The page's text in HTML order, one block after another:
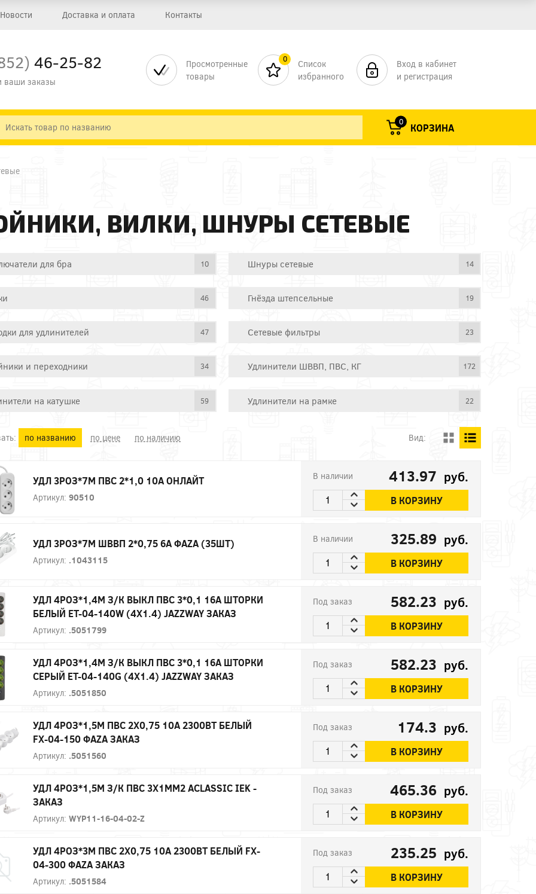
Новости Доставка и оплата Контакты
46-25-82
ваши заказы
Просмотренные
товары
0
Список
избранного
Вход в кабинет
и регистрация
0 КОРЗИНА
ВИЛКИ, ШНУРЫ СЕТЕВЫЕ
для бра 10 Шнуры сетевые 14
46 Гнёзда штепсельные 19
для удлинителей 47 Сетевые фильтры 23
и переходники 34 Удлинители ШВВП, ПВС, КГ 172
на катушке 59 Удлинители на рамке 22
по названию по цене по наличию Вид:
УДЛ 3РОЗ*7М ПВС 2*1,0 10А ОНЛАЙТ
Артикул: 90510
В наличии 413.97 руб.
В КОРЗИНУ
УДЛ 3РОЗ*7М ШВВП 2*0,75 6А ФАZА (35ШТ)
Артикул: .1043115
В наличии 325.89 руб.
В КОРЗИНУ
УДЛ 4РОЗ*1,4М З/К ВЫКЛ ПВС 3*0,1 16А ШТОРКИ
БЕЛЫЙ ET-04-140W (4Х1.4) JAZZWAY ЗАКАЗ
Артикул: .5051799
Под заказ 582.23 руб.
В КОРЗИНУ
УДЛ 4РОЗ*1,4М З/К ВЫКЛ ПВС 3*0,1 16А ШТОРКИ
СЕРЫЙ ET-04-140G (4Х1.4) JAZZWAY ЗАКАЗ
Артикул: .5051850
Под заказ 582.23 руб.
В КОРЗИНУ
УДЛ 4РОЗ*1,5М ПВС 2Х0,75 10А 2300ВТ БЕЛЫЙ
FX-04-150 ФАZА ЗАКАЗ
Артикул: .5051560
Под заказ 174.3 руб.
В КОРЗИНУ
УДЛ 4РОЗ*1,5М З/К ПВС 3Х1ММ2 ACLASSIC IEK -
ЗАКАЗ
Артикул: WYP11-16-04-02-Z
Под заказ 465.36 руб.
В КОРЗИНУ
УДЛ 4РОЗ*3М ПВС 2Х0,75 10А 2300ВТ БЕЛЫЙ FX-
04-300 ФАZА ЗАКАЗ
Артикул: .5051584
Под заказ 235.25 руб.
В КОРЗИНУ